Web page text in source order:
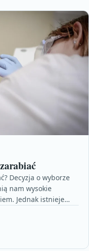
Decyzja o wyborze
nam wysokie
Jednak istnieje